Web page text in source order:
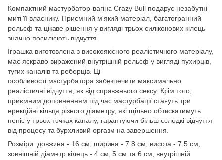
Компактний мастурбатор-вагіна Crazy Bull подарує незабутні
миті її власнику. Приємний м'який матеріал, багатогранний
рельєф та цікаве рішення у вигляді трьох силіконових кілець
значно посилюють відчуття.
Іграшка виготовлена ​​з високоякісного реалістичного матеріалу,
має яскраво виражений внутрішній рельєф у вигляді пухирців,
тугих каналів та реберців. Ці
особливості мастурбатора забезпечити максимально
реалістичні відчуття, як від справжнього сексу. Крім того,
приємним доповненням під час мастурбації стануть три
ерекційні кільця різного діаметру, які щільно обтискатимуть
пеніс у трьох точках каналу, гарантуючи більш солодкі відчуття
від процесу та бурхливий оргазм на завершення.
Розміри: довжина - 16 см, ширина - 7.8 см, висота - 7.5 см,
зовнішній діаметр кілець - 4 см, 5 см та 6 см, внутрішній